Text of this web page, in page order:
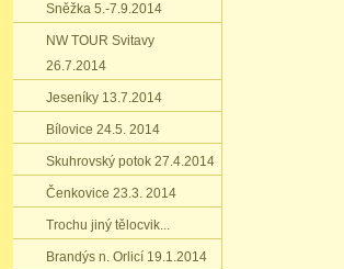
Sněžka 5.-7.9.2014
NW TOUR Svitavy
26.7.2014
Jeseníky 13.7.2014
Bílovice 24.5. 2014
Skuhrovský potok 27.4.2014
Čenkovice 23.3. 2014
Trochu jiný tělocvik...
Brandýs n. Orlicí 19.1.2014